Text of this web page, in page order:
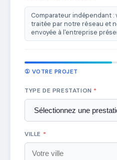
Comparateur indépendant :
traitée par notre réseau et
envoyée à l'entreprise
① VOTRE PROJET
TYPE DE PRESTATION *
VILLE *